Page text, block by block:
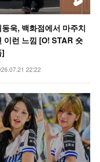
동욱, 백화점에서 마주치
이런 느낌 [O! STAR 숏
]
22:22